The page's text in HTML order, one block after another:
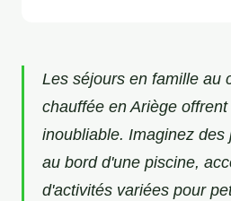
Les séjours en famille au
chauffée en Ariège
inoubliable. Imaginez
au bord d'une piscine,
d'activités variées pour